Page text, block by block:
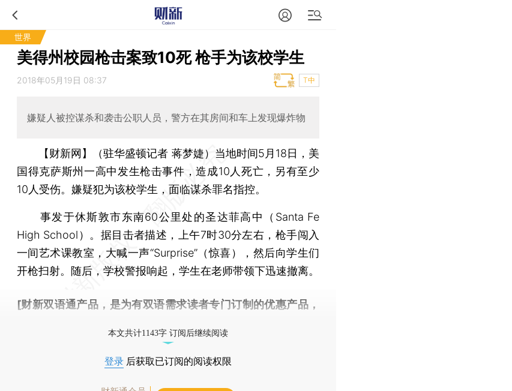
世界
美得州校园枪击案致10死 枪手为该校学生
2018年05月19日 08:37 T中
嫌疑人被控谋杀和袭击公职人员，警方在其房间和车上发现爆炸物
【财新网】（驻华盛顿记者 蒋梦婕） 当地时间5月18日，美
国得克萨斯州一高中发生枪击事件，造成10人死亡，另有至少
10人受伤。嫌疑犯为该校学生，面临谋杀罪名指控。
事发于休斯敦市东南60公里处的圣达菲高中（Santa Fe
High School）。据目击者描述，上午7时30分左右，枪手闯入
一间艺术课教室，大喊一声“Surprise”（惊喜），然后向学生们
开枪扫射。随后，学校警报响起，学生在老师带领下迅速撤离。
[财新双语通产品，是为有双语需求读者专门订制的优惠产品，
本文共计1143字 订阅后继续阅读
登录 后获取已订阅的阅读权限